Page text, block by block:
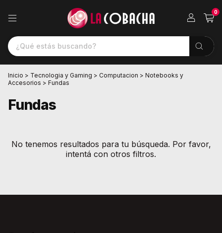
0
Inicio > Tecnologia y Gaming > Computacion > Notebooks y
Accesorios > Fundas
Fundas
No tenemos resultados para tu búsqueda. Por favor,
intentá con otros filtros.